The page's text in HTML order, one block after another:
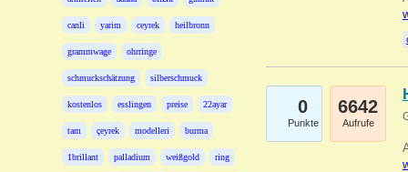
canli yarim ceyrek heilbronn
grammwage ohrringe
schmuckschätzung silberschmuck
kostenlos esslingen preise 22ayar
tam çeyrek modelleri burma
1brillant palladium weißgold ring
0
Punkte
6642
Aufrufe